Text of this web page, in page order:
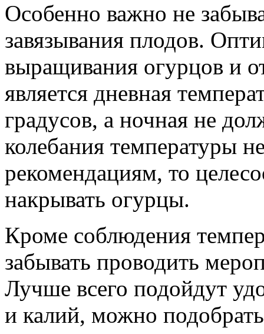
Особенно важно не
завязывания плодов.
выращивания огурцов и
является дневная
градусов, а ночная не
колебания температуры
рекомендациям, то
накрывать огурцы.
Кроме соблюдения
забывать проводить
Лучше всего подойдут
и калий, можно